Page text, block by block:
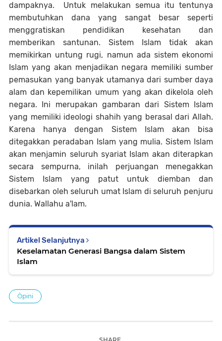
dampaknya. Untuk melakukan semua itu tentunya
membutuhkan dana yang sangat besar seperti
menggratiskan pendidikan kesehatan dan
memberikan santunan. Sistem Islam tidak akan
memikirkan untung rugi, namun ada sistem ekonomi
Islam yang akan menjadikan negara memiliki sumber
pemasukan yang banyak utamanya dari sumber daya
alam dan kepemilikan umum yang akan dikelola oleh
negara. Ini merupakan gambaran dari Sistem Islam
yang memiliki ideologi shahih yang berasal dari Allah.
Karena hanya dengan Sistem Islam akan bisa
ditegakkan peradaban Islam yang mulia. Sistem Islam
akan menjamin seluruh syariat Islam akan diterapkan
secara sempurna, inilah perjuangan menegakkan
Sistem Islam yang patut untuk diemban dan
disebarkan oleh seluruh umat Islam di seluruh penjuru
dunia. Wallahu a'lam.
Artikel Selanjutnya
Keselamatan Generasi Bangsa dalam Sistem
Islam
Òpini